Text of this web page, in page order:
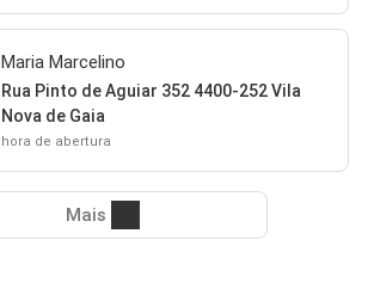
Maria Marcelino
Rua Pinto de Aguiar 352 4400-252 Vila
Nova de Gaia
hora de abertura
Mais